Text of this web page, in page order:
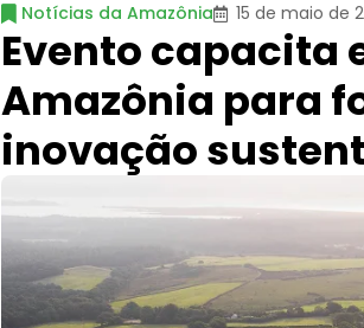
Notícias da Amazônia 15 de maio de
Evento capacita
Amazônia para
inovação